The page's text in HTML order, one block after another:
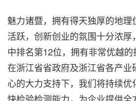
魅力诸暨，拥有得天独厚的地
活跃，创新创业的氛围十分浓
中排名第12位，拥有非常优越
在浙江省省政府及浙江省各产业
心的大力支持下，我们将持续